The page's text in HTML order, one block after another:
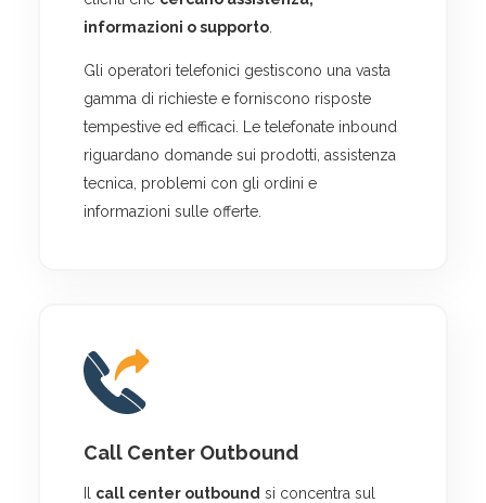
informazioni o supporto
Gli operatori telefonici gestiscono una vasta
gamma di richieste e forniscono risposte
tempestive ed efficaci. Le telefonate inbound
riguardano domande sui prodotti, assistenza
tecnica, problemi con gli ordini e
informazioni sulle offerte.
Call Center Outbound
Il call center outbound si concentra sul